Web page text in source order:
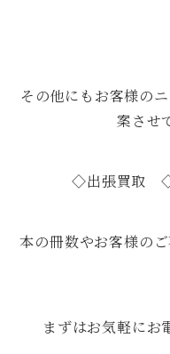
その他にもお客様の
案させ
◇出張買取
本の冊数やお客様の
まずはお気軽にお